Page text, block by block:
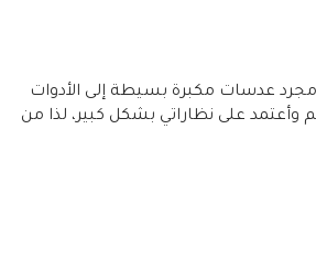
عدسات مكبرة بسيطة إلى الأدوات
وأعتمد على نظاراتي بشكل كبير، لذا من